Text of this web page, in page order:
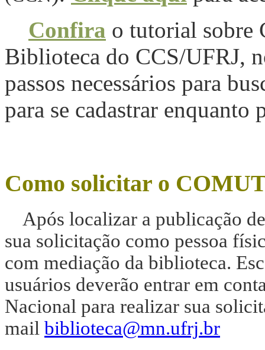
Confira o tutorial sobre
Biblioteca do CCS/UFRJ,
passos necessários para
para se cadastrar enquanto
Como solicitar o
Após localizar a publicação
sua solicitação como pessoa
com mediação da biblioteca.
usuários deverão entrar em
Nacional para realizar sua
mail biblioteca@mn.ufrj.br